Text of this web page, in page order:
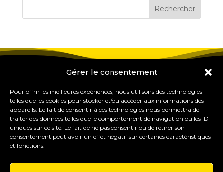
Gérer le consentement
Pour offrir les meilleures expériences, nous utilisons des technologies
telles que les cookies pour stocker et/ou accéder aux informations des
appareils. Le fait de consentir à ces technologies nous permettra de
traiter des données telles que le comportement de navigation ou les ID
uniques sur ce site. Le fait de ne pas consentir ou de retirer son
consentement peut avoir un effet négatif sur certaines caractéristiques
et fonctions.